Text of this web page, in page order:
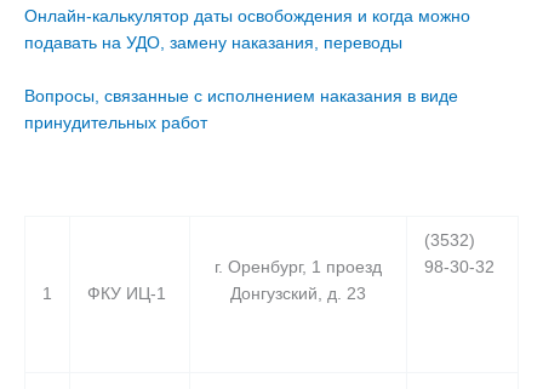
Онлайн-калькулятор даты освобождения и когда можно
подавать на УДО, замену наказания, переводы
Вопросы, связанные с исполнением наказания в виде
принудительных работ
1 ФКУ ИЦ-1
г. Оренбург, 1 проезд
Донгузский, д. 23
(3532)
98-30-32